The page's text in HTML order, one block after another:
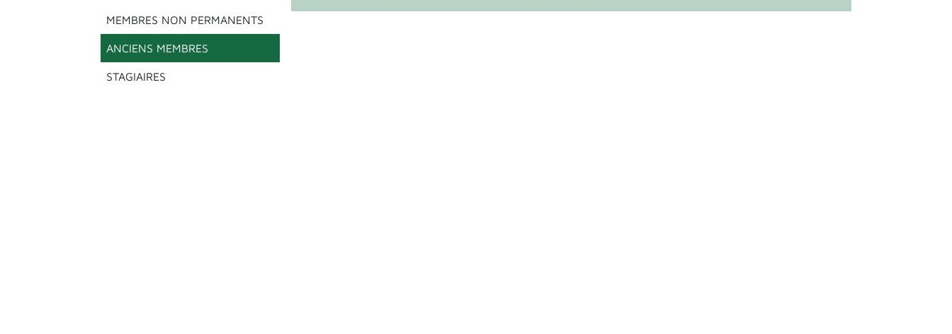
MEMBRES NON PERMANENTS
ANCIENS MEMBRES
STAGIAIRES